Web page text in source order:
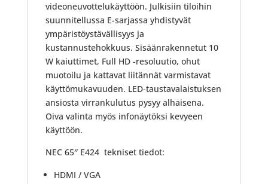
videoneuvottelukäyttöön. Julkisiin tiloihin
suunnitellussa E-sarjassa yhdistyvät
ympäristöystävällisyys ja
kustannustehokkuus. Sisäänrakennetut 10
W kaiuttimet, Full HD -resoluutio, ohut
muotoilu ja kattavat liitännät varmistavat
käyttömukavuuden. LED-taustavalaistuksen
ansiosta virrankulutus pysyy alhaisena.
Oiva valinta myös infonäytöksi kevyeen
käyttöön.
NEC 65″ E424 tekniset tiedot:
HDMI / VGA